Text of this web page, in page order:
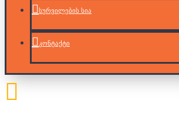
სურვილების სია
კონტაქტი